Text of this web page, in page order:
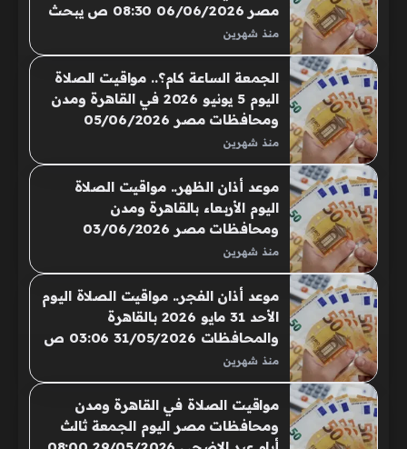
مصر 06/06/2026 08:30 ص يبحث
المسلمون في القاهرة والمحافظات
عن مواقيت الصلاة، حرصًا منهم على
أداء الفريضة في أوقاتها الصحيحة،
حيث أعلنتِ الهيئة العامة للمساحة عن
مواقيت الصلاة في مصر
منذ شهرين
الجمعة الساعة كام؟.. مواقيت الصلاة
اليوم 5 يونيو 2026 في القاهرة ومدن
ومحافظات مصر 05/06/2026
القاهرة والمحافظات عن مواقيت
الصلاة، حرصًا منهم على أداء الفريضة
في أوقاتها الصحيحة، حيث أعلنتِ
الهيئة العامة للمساحة عن مواقيت
الصلاة في مصر
منذ شهرين
موعد أذان الظهر.. مواقيت الصلاة
اليوم الأربعاء بالقاهرة ومدن
ومحافظات مصر 03/06/2026
بمعرفة مواقيت الصلاة، لأداء الفرائض
في أوقاتها المحددة، حيث تختلف
مواعيد الصلاة من محافظة لأخرى
وفقًا للتوقيت المحلي لكل مدينة
منذ شهرين
موعد أذان الفجر.. مواقيت الصلاة اليوم
الأحد 31 مايو 2026 بالقاهرة
والمحافظات 31/05/2026 03:06 ص
يهتم الكثير من الأشخاص بمعرفة
مواقيت الصلاة، لأداء الفرائض في
أوقاتها المحددة، حيث تختلف مواعيد
الصلاة من محافظة لأخرى وفقًا
للتوقيت المحلي لكل مدينة
منذ شهرين
مواقيت الصلاة في القاهرة ومدن
ومحافظات مصر اليوم الجمعة ثالث